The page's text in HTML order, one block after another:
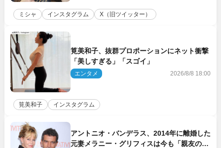
ミシャ インスタグラム X（旧ツイッター）
筧美和子、抜群プロポーションにネット衝撃
「美しすぎる」「スゴイ」
エンタメ 2026/8/8 18:00
筧美和子 インスタグラム
アントニオ・バンデラス、2014年に離婚した
元妻メラニー・グリフィスは今も「親友の一